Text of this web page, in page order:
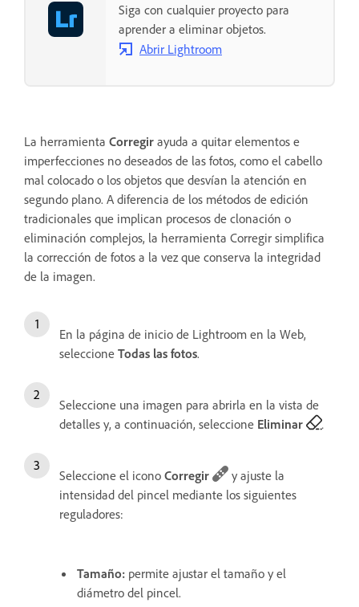
Siga con cualquier proyecto para
aprender a eliminar objetos.
Abrir Lightroom
La herramienta Corregir ayuda a quitar elementos e
imperfecciones no deseados de las fotos, como el cabello
mal colocado o los objetos que desvían la atención en
segundo plano. A diferencia de los métodos de edición
tradicionales que implican procesos de clonación o
eliminación complejos, la herramienta Corregir simplifica
la corrección de fotos a la vez que conserva la integridad
de la imagen.
En la página de inicio de Lightroom en la Web,
seleccione Todas las fotos.
Seleccione una imagen para abrirla en la vista de
detalles y, a continuación, seleccione Eliminar .
Seleccione el icono Corregir
y ajuste la
intensidad del pincel mediante los siguientes
reguladores:
Tamaño: permite ajustar el tamaño y el
diámetro del pincel.